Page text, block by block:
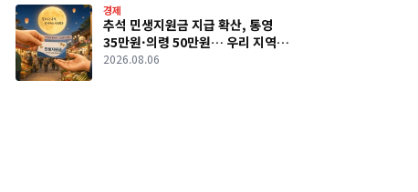
경제
추석 민생지원금 지급 확산, 통영
35만원·의령 50만원… 우리 지역
현황 총정리
2026.08.06